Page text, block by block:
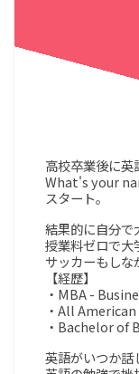
高校卒業後に英
What's your
スタート。
結果的に自分で
授業料ゼロで大
サッカーもしな
【経歴】
・MBA -
・All American
・Bachelor of
英語がいつか話